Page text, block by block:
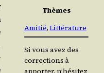
Thèmes
Amitié, Littérature
Si vous avez des
corrections à